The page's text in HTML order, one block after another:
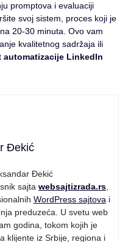
promptova i evaluaciji
svoj sistem, proces koji je
20-30 minuta. Ovo vam
kvalitetnog sadržaja ili
automatizacije LinkedIn
Đekić
Đekić
sajta websajtizrada.rs
WordPress sajtova i
preduzeća. U svetu web
godina, tokom kojih je
klijente iz Srbije, regiona i